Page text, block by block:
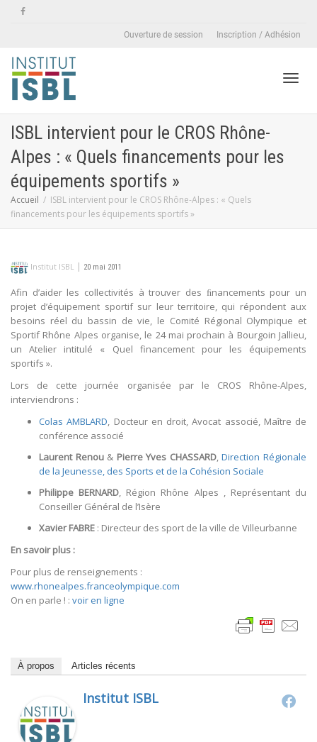
Ouverture de session Inscription / Adhésion
ISBL intervient pour le CROS Rhône-
Alpes : « Quels financements pour les
équipements sportifs »
Accueil
ISBL intervient pour le CROS Rhône-Alpes : « Quels
financements pour les équipements sportifs »
Institut ISBL | 20 mai 2011
Afin d’aider les collectivités à trouver des ﬁnancements pour un
projet d’équipement sportif sur leur territoire, qui répondent aux
besoins réel du bassin de vie, le Comité Régional Olympique et
Sportif Rhône Alpes organise, le 24 mai prochain à Bourgoin Jallieu,
un Atelier intitulé « Quel financement pour les équipements
sportifs ».
Lors de cette journée organisée par le CROS Rhône-Alpes,
interviendrons :
Colas AMBLARD, Docteur en droit, Avocat associé, Maître de
conférence associé
Laurent Renou& Pierre Yves CHASSARD,Direction Régionale
de la Jeunesse, des Sports et de la Cohésion Sociale
Philippe BERNARD, Région Rhône Alpes , Représentant du
Conseiller Général de l’Isère
Xavier FABRE : Directeur des sport de la ville de Villeurbanne
En savoir plus :
Pour plus de renseignements :
www.rhonealpes.franceolympique.com
On en parle ! : voir en ligne
À propos Articles récents
Institut ISBL